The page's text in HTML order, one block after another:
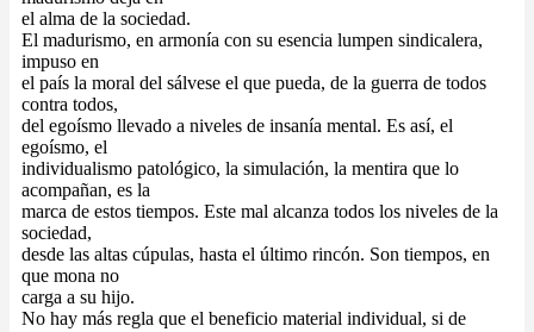
el alma de la sociedad.
El madurismo, en armonía con su esencia lumpen sindicalera,
impuso en
el país la moral del sálvese el que pueda, de la guerra de todos
contra todos,
del egoísmo llevado a niveles de insanía mental. Es así, el
egoísmo, el
individualismo patológico, la simulación, la mentira que lo
acompañan, es la
marca de estos tiempos. Este mal alcanza todos los niveles de la
sociedad,
desde las altas cúpulas, hasta el último rincón. Son tiempos, en
que mona no
carga a su hijo.
No hay más regla que el beneficio material individual, si de